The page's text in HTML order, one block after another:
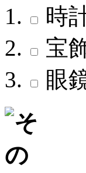
時
宝
眼